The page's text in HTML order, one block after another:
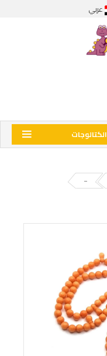
عربي
الكتالوجات
-